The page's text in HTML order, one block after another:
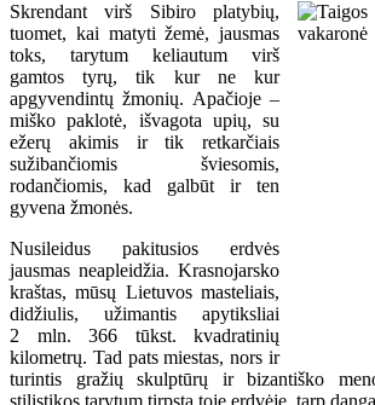
Skrendant virš Sibiro platybių,
tuomet, kai matyti žemė, jausmas
toks, tarytum keliautum virš
gamtos tyrų, tik kur ne kur
apgyvendintų žmonių. Apačioje –
miško paklotė, išvagota upių, su
ežerų akimis ir tik retkarčiais
sužibančiomis šviesomis,
rodančiomis, kad galbūt ir ten
gyvena žmonės.
Nusileidus pakitusios erdvės
jausmas neapleidžia. Krasnojarsko
kraštas, mūsų Lietuvos masteliais,
didžiulis, užimantis apytiksliai
2 mln. 366 tūkst. kvadratinių
kilometrų. Tad pats miestas, nors ir
turintis gražių skulptūrų ir bizantiško
stilistikos tarytum tirpsta toje erdvėje, tarp